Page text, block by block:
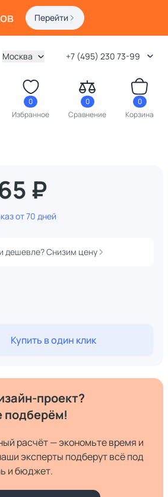
Перейти
Москва +7 (495) 230 73-99
0
Избранное
0
Сравнение
0
Корзина
₽
от 70 дней
Нашли дешевле? Снизим цену
Купить в один клик
проект?
подберём!
расчёт — экономьте время и
эксперты подберут всё под
и бюджет.